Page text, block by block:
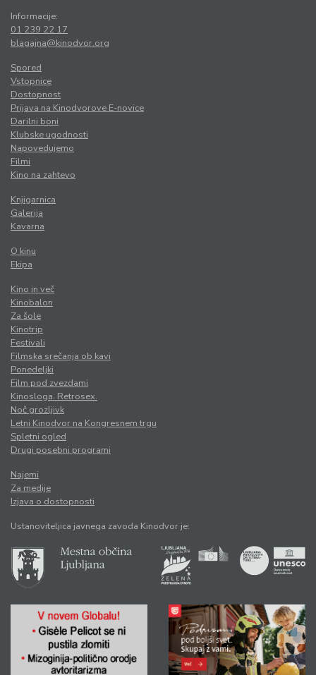
Informacije:
01 239 22 17
blagajna@kinodvor.org
Spored
Vstopnice
Dostopnost
Prijava na Kinodvorove E-novice
Darilni boni
Klubske ugodnosti
Napovedujemo
Filmi
Kino na zahtevo
Knjigarnica
Galerija
Kavarna
O kinu
Ekipa
Kino in več
Kinobalon
Za šole
Kinotrip
Festivali
Filmska srečanja ob kavi
Ponedeljki
Film pod zvezdami
Kinosloga. Retrosex.
Noč grozljivk
Letni Kinodvor na Kongresnem trgu
Spletni ogled
Drugi posebni programi
Najemi
Za medije
Izjava o dostopnosti
Ustanoviteljica javnega zavoda Kinodvor je: